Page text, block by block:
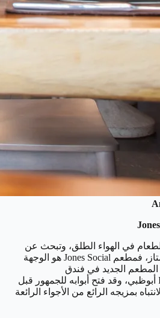
في الهواء الطلق، وتبحث عن
منطقة داخلية رائعة وبار ممتاز، فمطعم Jones Social هو الوجهة
المطعم الجديد في فندق
InterContinental Residences أبوظبي، وقد فتح أبوابه للجمهور قبل
بمزيجه الرائع من الأجواء الرائعة